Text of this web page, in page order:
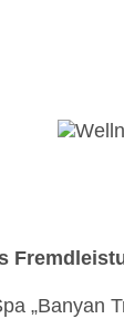
„Banyan